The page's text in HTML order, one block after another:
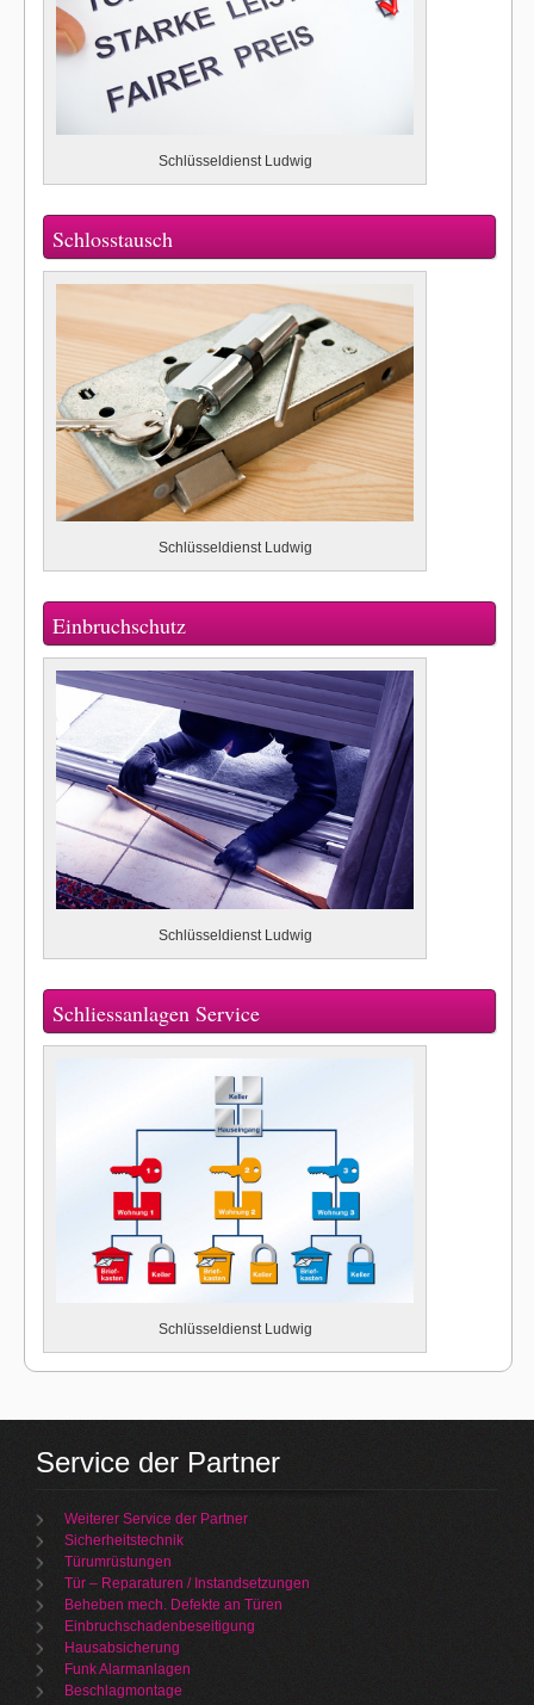
Schlüsseldienst Ludwig
Schlosstausch
Schlüsseldienst Ludwig
Einbruchschutz
Schlüsseldienst Ludwig
Schliessanlagen Service
Schlüsseldienst Ludwig
Service der Partner
Weiterer Service der Partner
Sicherheitstechnik
Türumrüstungen
Tür – Reparaturen / Instandsetzungen
Beheben mech. Defekte an Türen
Einbruchschadenbeseitigung
Hausabsicherung
Funk Alarmanlagen
Beschlagmontage